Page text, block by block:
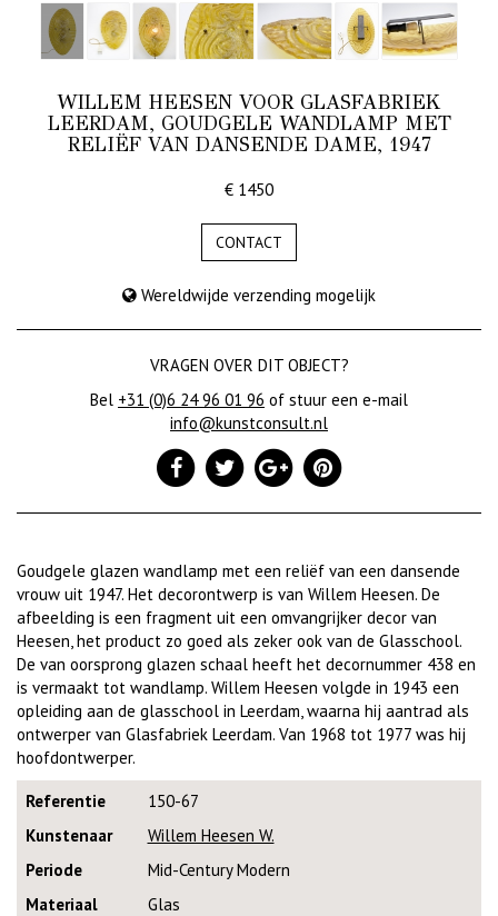
WILLEM HEESEN VOOR GLASFABRIEK
LEERDAM, GOUDGELE WANDLAMP MET
RELIËF VAN DANSENDE DAME, 1947
€ 1450
CONTACT
Wereldwijde verzending mogelijk
VRAGEN OVER DIT OBJECT?
Bel +31 (0)6 24 96 01 96 of stuur een e-mail
info@kunstconsult.nl
Goudgele glazen wandlamp met een reliëf van een dansende
vrouw uit 1947. Het decorontwerp is van Willem Heesen. De
afbeelding is een fragment uit een omvangrijker decor van
Heesen, het product zo goed als zeker ook van de Glasschool.
De van oorsprong glazen schaal heeft het decornummer 438 en
is vermaakt tot wandlamp. Willem Heesen volgde in 1943 een
opleiding aan de glasschool in Leerdam, waarna hij aantrad als
ontwerper van Glasfabriek Leerdam. Van 1968 tot 1977 was hij
hoofdontwerper.
Referentie
150-67
Kunstenaar
Willem Heesen W.
Periode
Mid-Century Modern
Materiaal
Glas